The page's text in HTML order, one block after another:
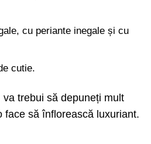
cu periante inegale și cu
cutie.
trebui să depuneți mult
face să înflorească luxuriant.